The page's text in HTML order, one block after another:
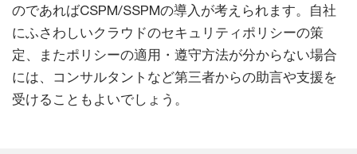
のであればCSPM/SSPMの導入が考えられます。自社
にふさわしいクラウドのセキュリティポリシーの策
定、またポリシーの適用・遵守方法が分からない場合
には、コンサルタントなど第三者からの助言や支援を
受けることもよいでしょう。